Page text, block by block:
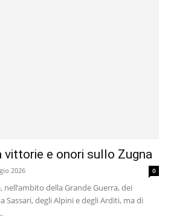
vittorie e onori sullo Zugna
2026 0
della Grande Guerra, dei
Sassari, degli Alpini e degli Arditi, ma di